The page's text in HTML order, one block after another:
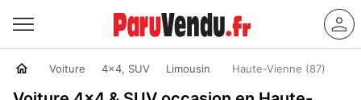
Voiture 4x4, SUV Limousin Haute-Vienne (87)